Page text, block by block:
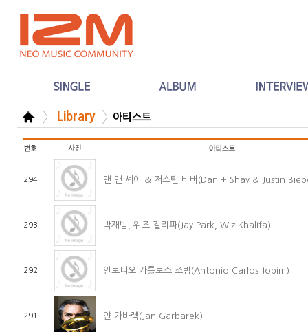
Library 아티스트
294 댄 앤 셰이 & 저스틴 비버(Dan + Shay & Justin
293 박재범, 위즈 칼리파(Jay Park, Wiz Khalifa)
292 안토니오 카를로스 조빔(Antonio Carlos Jobim)
291 얀 가바렉(Jan Garbarek)